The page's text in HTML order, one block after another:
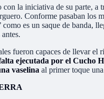
la iniciativa de su parte, a
Conforme pasaban los
como es un saque de banda,
fueron capaces de llevar
ejecutada por el Cucho
vaselina al primer toque